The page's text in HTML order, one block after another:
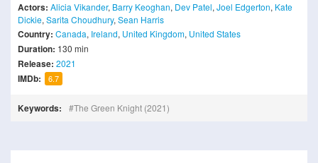
Actors: Alicia Vikander, Barry Keoghan, Dev Patel, Joel Edgerton, Kate
Dickie, Sarita Choudhury, Sean Harris
Country: Canada, Ireland, United Kingdom, United States
Duration: 130 min
Release: 2021
IMDb: 6.7
Keywords: The Green Knight (2021)